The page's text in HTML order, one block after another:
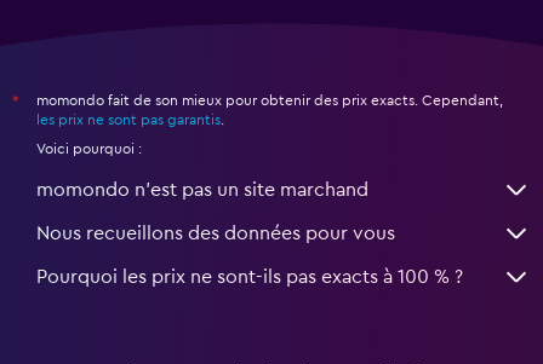
*
momondo fait de son mieux pour obtenir des prix exacts. Cependant,
les prix ne sont pas garantis.
Voici pourquoi :
momondo n'est pas un site marchand
Nous recueillons des données pour vous
Pourquoi les prix ne sont-ils pas exacts à 100 % ?